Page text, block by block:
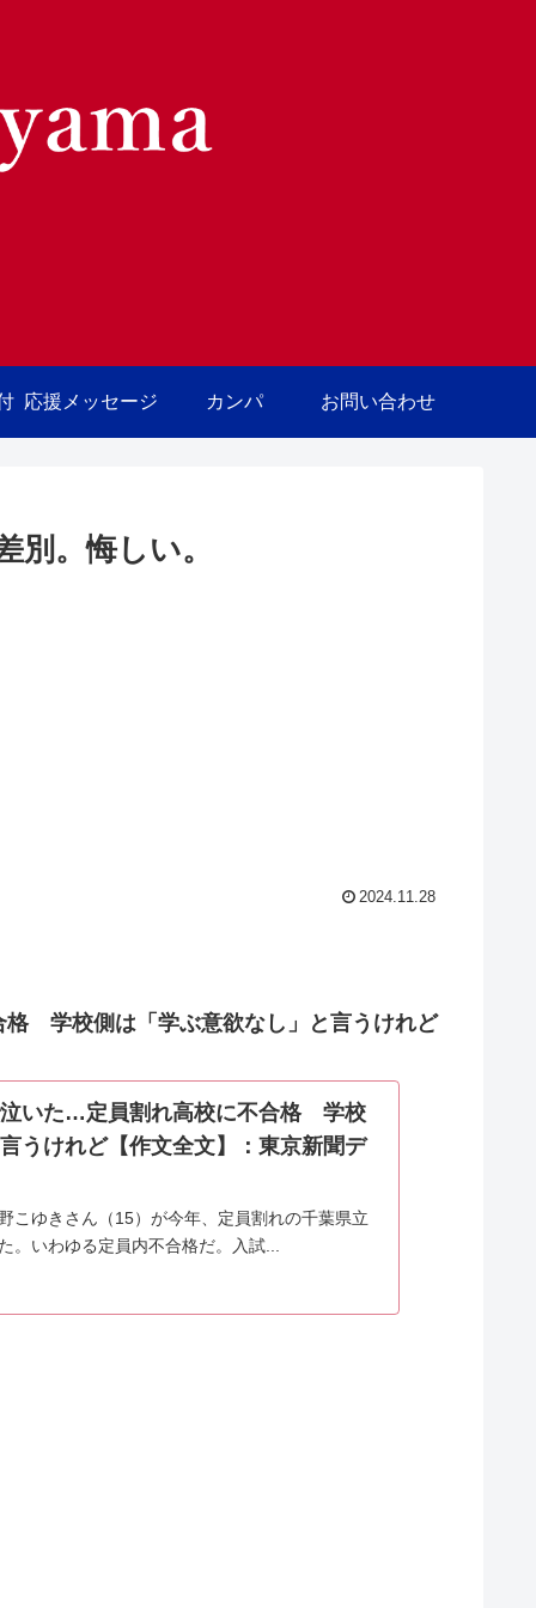
応援メッセージ カンパ お問い合わせ
別。悔しい。
2024.11.28
学校側は「学ぶ意欲なし」と言うけれど
泣いた…定員割れ高校に不合格 学校
うけれど【作文全文】：東京新聞デ
こゆきさん（15）が今年、定員割れの千葉県立
。いわゆる定員内不合格だ。入試...